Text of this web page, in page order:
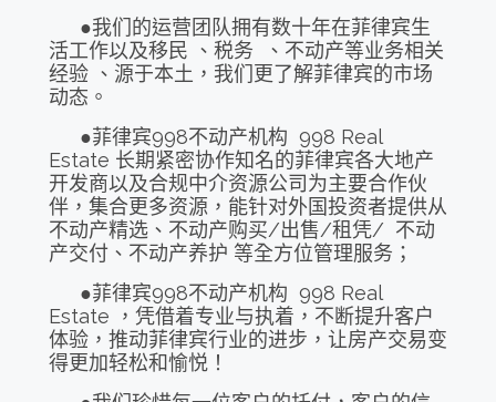
●我们的运营团队拥有数十年在菲律宾生
活工作以及移民 、税务 、不动产等业务相关
经验 、源于本土，我们更了解菲律宾的市场
动态。
●菲律宾998不动产机构 998 Real
Estate 长期紧密协作知名的菲律宾各大地产
开发商以及合规中介资源公司为主要合作伙
伴，集合更多资源，能针对外国投资者提供从
不动产精选、不动产购买/出售/租凭/ 不动
产交付、不动产养护 等全方位管理服务；
●菲律宾998不动产机构 998 Real
Estate ，凭借着专业与执着，不断提升客户
体验，推动菲律宾行业的进步，让房产交易变
得更加轻松和愉悦！